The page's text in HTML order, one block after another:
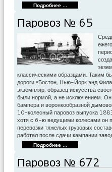
Подробнее ...
Паровоз № 65
классическими образцами. Таким
дороги «Бостон, Нью-Йорк энд
экземпляр, образец искусства
были нормой, а не исключением. Он
бампера и воронкообразной
10-колесный паровоз выпуска
хотя с 6-ю ведущими колесами он
перевозки тяжелых грузовых
работал после сдачи кампании
Подробнее ...
Паровоз № 672